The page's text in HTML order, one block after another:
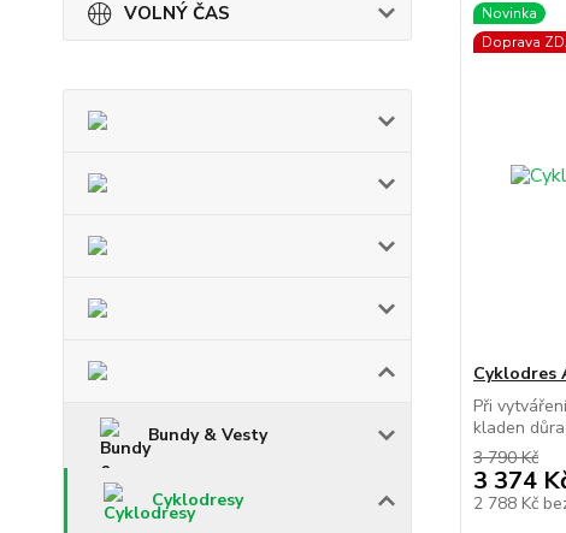
VOLNÝ ČAS
Bundy & Vesty
Cyklodresy
Novinka
Doprava
Cyklodres
Při
kladen
3 790 Kč
3 374
2 788 Kč